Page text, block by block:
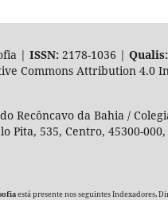
| ISSN: 2178-1036 | Qualis:
Commons Attribution 4.0
Recôncavo da Bahia /
Pita, 535, Centro, 45300-
está presente nos seguintes Indexadores,